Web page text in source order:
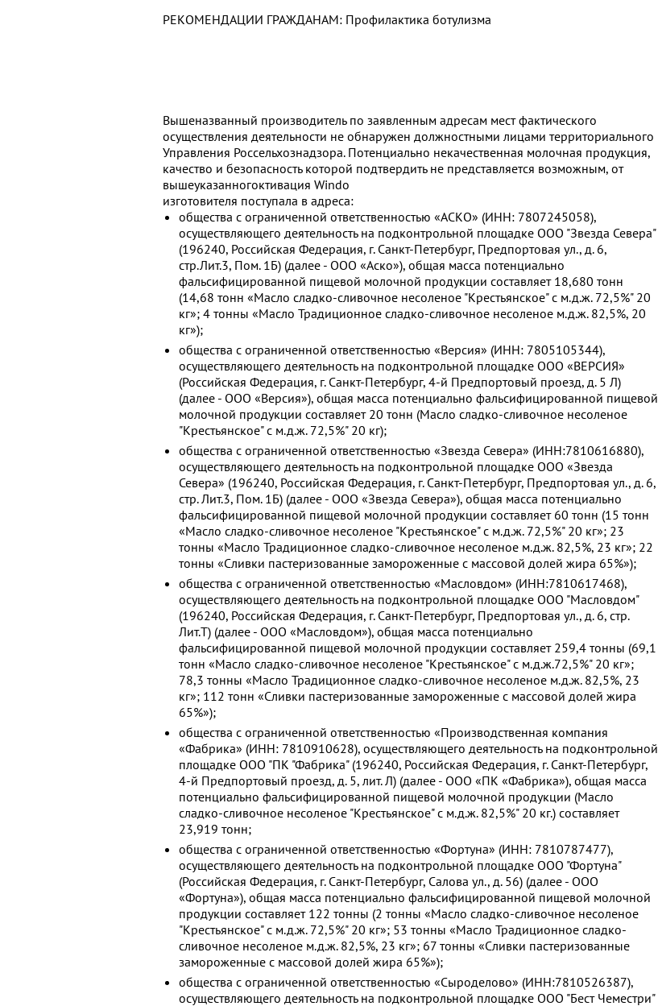
РЕКОМЕНДАЦИИ ГРАЖДАНАМ: Профилактика ботулизма
Вышеназванный производитель по заявленным адресам мест фактического
осуществления деятельности не обнаружен должностными лицами территориального
Управления Россельхознадзора. Потенциально некачественная молочная продукция,
качество и безопасность которой подтвердить не представляется возможным, от
вышеуказанногоктивация Windo
изготовителя поступала в адреса:
общества с ограниченной ответственностью «АСКО» (ИНН: 7807245058),
осуществляющего деятельность на подконтрольной площадке ООО "Звезда Севера"
(196240, Российская Федерация, г. Санкт-Петербург, Предпортовая ул., д. 6,
стр.Лит.3, Пом. 1Б) (далее - ООО «Аско»), общая масса потенциально
фальсифицированной пищевой молочной продукции составляет 18,680 тонн
(14,68 тонн «Масло сладко-сливочное несоленое "Крестьянское" с м.д.ж. 72,5%" 20
кг»; 4 тонны «Масло Традиционное сладко-сливочное несоленое м.д.ж. 82,5%, 20
кг»);
общества с ограниченной ответственностью «Версия» (ИНН: 7805105344),
осуществляющего деятельность на подконтрольной площадке ООО «ВЕРСИЯ»
(Российская Федерация, г. Санкт-Петербург, 4-й Предпортовый проезд, д. 5 Л)
(далее - ООО «Версия»), общая масса потенциально фальсифицированной пищевой
молочной продукции составляет 20 тонн (Масло сладко-сливочное несоленое
"Крестьянское" с м.д.ж. 72,5%" 20 кг);
общества с ограниченной ответственностью «Звезда Севера» (ИНН:7810616880),
осуществляющего деятельность на подконтрольной площадке ООО «Звезда
Севера» (196240, Российская Федерация, г. Санкт-Петербург, Предпортовая ул., д. 6,
стр. Лит.3, Пом. 1Б) (далее - ООО «Звезда Севера»), общая масса потенциально
фальсифицированной пищевой молочной продукции составляет 60 тонн (15 тонн
«Масло сладко-сливочное несоленое "Крестьянское" с м.д.ж. 72,5%" 20 кг»; 23
тонны «Масло Традиционное сладко-сливочное несоленое м.д.ж. 82,5%, 23 кг»; 22
тонны «Сливки пастеризованные замороженные с массовой долей жира 65%»);
общества с ограниченной ответственностью «Масловдом» (ИНН:7810617468),
осуществляющего деятельность на подконтрольной площадке ООО "Масловдом"
(196240, Российская Федерация, г. Санкт-Петербург, Предпортовая ул., д. 6, стр.
Лит.Т) (далее - ООО «Масловдом»), общая масса потенциально
фальсифицированной пищевой молочной продукции составляет 259,4 тонны (69,1
тонн «Масло сладко-сливочное несоленое "Крестьянское" с м.д.ж.72,5%" 20 кг»;
78,3 тонны «Масло Традиционное сладко-сливочное несоленое м.д.ж. 82,5%, 23
кг»; 112 тонн «Сливки пастеризованные замороженные с массовой долей жира
65%»);
общества с ограниченной ответственностью «Производственная компания
«Фабрика» (ИНН: 7810910628), осуществляющего деятельность на подконтрольной
площадке ООО "ПК "Фабрика" (196240, Российская Федерация, г. Санкт-Петербург,
4-й Предпортовый проезд, д. 5, лит. Л) (далее - ООО «ПК «Фабрика»), общая масса
потенциально фальсифицированной пищевой молочной продукции (Масло
сладко-сливочное несоленое "Крестьянское" с м.д.ж. 82,5%" 20 кг.) составляет
23,919 тонн;
общества с ограниченной ответственностью «Фортуна» (ИНН: 7810787477),
осуществляющего деятельность на подконтрольной площадке ООО "Фортуна"
(Российская Федерация, г. Санкт-Петербург, Салова ул., д. 56) (далее - ООО
«Фортуна»), общая масса потенциально фальсифицированной пищевой молочной
продукции составляет 122 тонны (2 тонны «Масло сладко-сливочное несоленое
"Крестьянское" с м.д.ж. 72,5%" 20 кг»; 53 тонны «Масло Традиционное сладко-
сливочное несоленое м.д.ж. 82,5%, 23 кг»; 67 тонны «Сливки пастеризованные
замороженные с массовой долей жира 65%»);
общества с ограниченной ответственностью «Сыроделово» (ИНН:7810526387),
осуществляющего деятельность на подконтрольной площадке ООО "Бест Чеместри"